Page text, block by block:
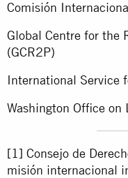
Comisión
Global Centre for the
(GCR2P)
International Service
Washington Office on
[1] Consejo de
misión internacional